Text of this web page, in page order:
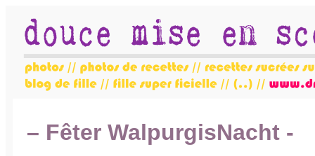
– Fêter WalpurgisNacht -